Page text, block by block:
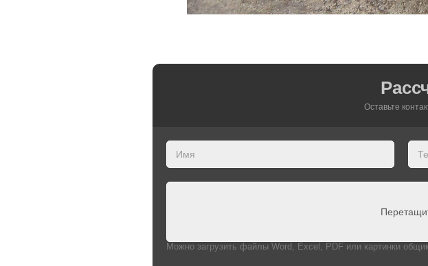
Оставьте
Можно загрузить файлы Word, Excel, PDF или картинки